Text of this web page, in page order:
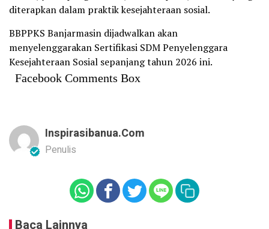
diterapkan dalam praktik kesejahteraan sosial.
BBPPKS Banjarmasin dijadwalkan akan
menyelenggarakan Sertifikasi SDM Penyelenggara
Kesejahteraan Sosial sepanjang tahun 2026 ini.
Facebook Comments Box
Inspirasibanua.com
Penulis
Baca Lainnya